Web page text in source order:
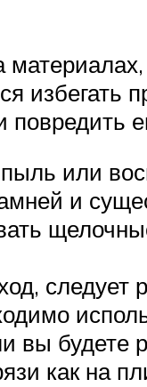
избегать
или
и
следует
будете
как на